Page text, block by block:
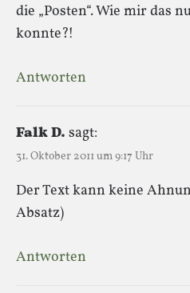
die „Posten“. Wie mir das
konnte?!
Antworten
Falk D. sagt:
31. Oktober 2011 um 9:17 Uhr
Der Text kann keine
Absatz)
Antworten